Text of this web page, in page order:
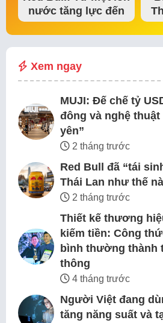
nước tăng lực đến
đế chế thể…
Xem ngay
MUJI: Đế chế tỷ
đông và nghệ
yên”
2 tháng trước
Red Bull đã “tái
Thái Lan như thế
2 tháng trước
Thiết kế thương
kiếm tiền: Công
bình thường thành
thông
4 tháng trước
Người Việt đang
tăng năng suất và